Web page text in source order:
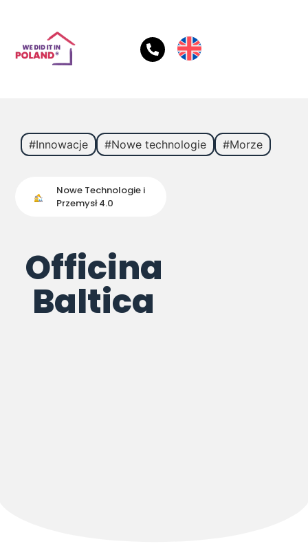
#Innowacje #Nowe technologie #Morze
Nowe Technologie i
Przemysł 4.0
Officina
Baltica